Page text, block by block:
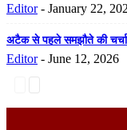
Editor - January 22,
अटैक से पहले समझौते की
Editor - June 12, 2026